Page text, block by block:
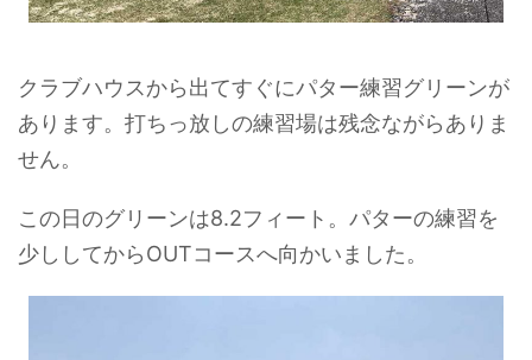
クラブハウスから出てすぐにパター練習グリーンが
あります。打ちっ放しの練習場は残念ながらありま
せん。
この日のグリーンは8.2フィート。パターの練習を
少ししてからOUTコースへ向かいました。